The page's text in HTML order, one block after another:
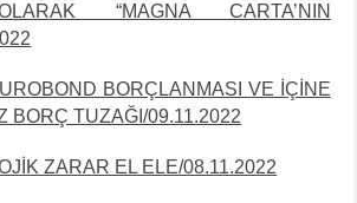
“MAGNA CARTA’NIN
BORÇLANMASI VE İÇİNE
BORÇ TUZAĞI/09.11.2022
ZARAR EL ELE/08.11.2022